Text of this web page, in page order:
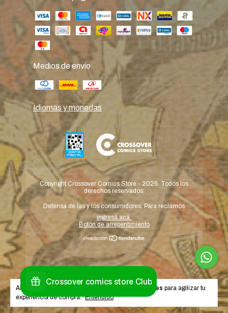
Al navegar por este sitio aceptás el uso de cookies para agilizar tu
experiencia de compra. Entendido
Medios de envío
Idiomas y monedas
Copyright Crossover Comics Store - 2026. Todos los
derechos reservados.
Defensa de las y los consumidores. Para reclamos
ingresá acá.
Botón de arrepentimiento